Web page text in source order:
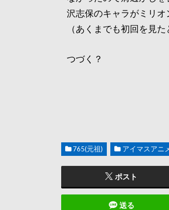
沢志保のキャラがミリオ
（あくまでも初回を見た
つづく？
765(元祖) アイマスアニ
ポスト
送る